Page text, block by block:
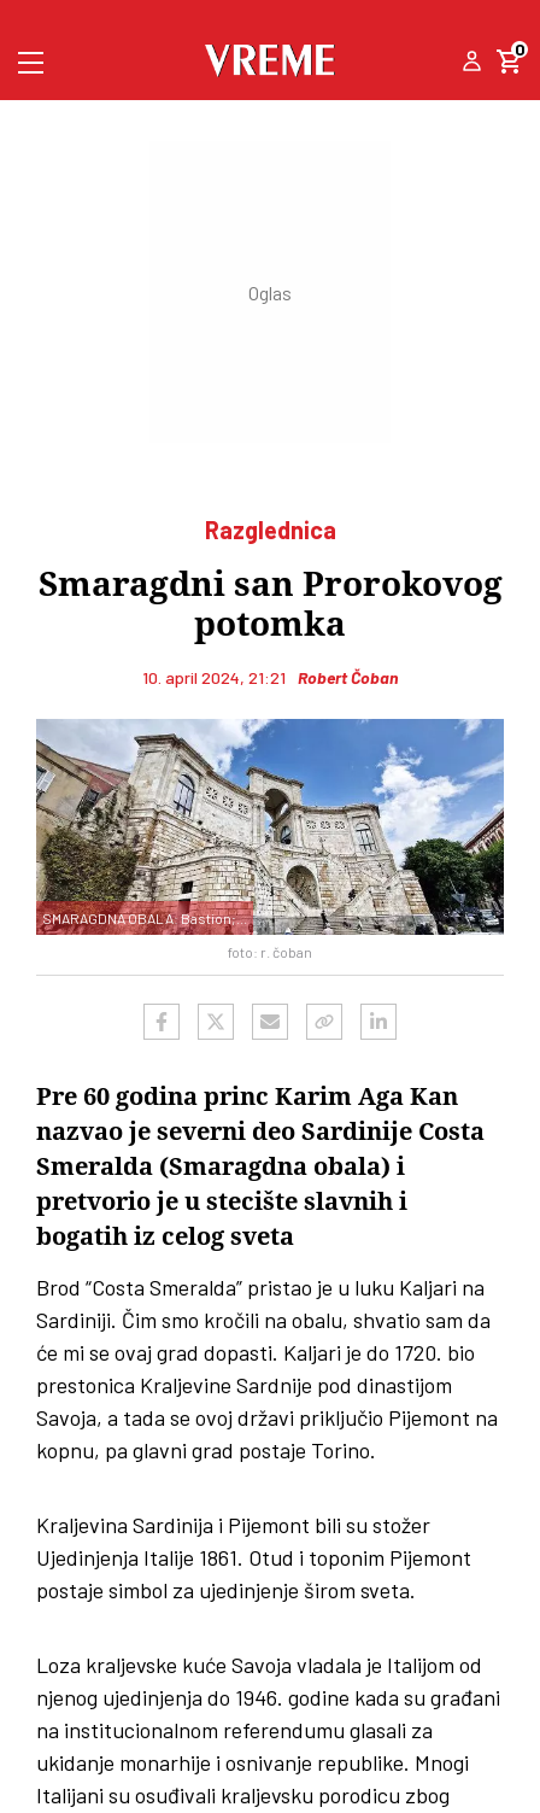
0
Razglednica
Smaragdni san Prorokovog
potomka
10. april 2024, 21:21 Robert Čoban
foto: r. čoban
SMARAGDNA OBALA: Bastion;...
Pre 60 godina princ Karim Aga Kan
nazvao je severni deo Sardinije Costa
Smeralda (Smaragdna obala) i
pretvorio je u stecište slavnih i
bogatih iz celog sveta
Brod “Costa Smeralda” pristao je u luku Kaljari na
Sardiniji. Čim smo kročili na obalu, shvatio sam da
će mi se ovaj grad dopasti. Kaljari je do 1720. bio
prestonica Kraljevine Sardnije pod dinastijom
Savoja, a tada se ovoj državi priključio Pijemont na
kopnu, pa glavni grad postaje Torino.
Kraljevina Sardinija i Pijemont bili su stožer
Ujedinjenja Italije 1861. Otud i toponim Pijemont
postaje simbol za ujedinjenje širom sveta.
Loza kraljevske kuće Savoja vladala je Italijom od
njenog ujedinjenja do 1946. godine kada su građani
na institucionalnom referendumu glasali za
ukidanje monarhije i osnivanje republike. Mnogi
Italijani su osuđivali kraljevsku porodicu zbog